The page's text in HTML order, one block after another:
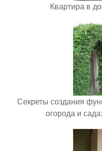
Квартира в
Секреты создания
огорода и